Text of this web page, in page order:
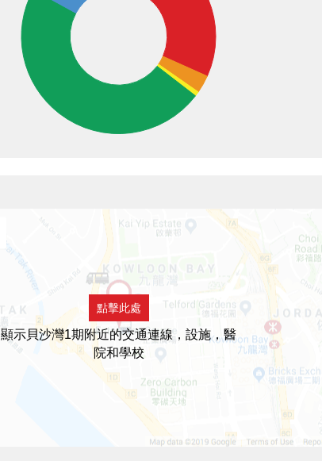
點擊此處
顯示貝沙灣1期附近的交通連線，設施，醫
院和學校